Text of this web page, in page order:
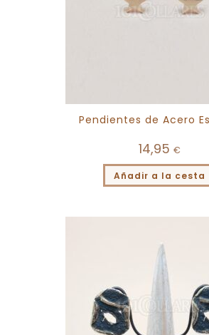
Pendientes de Acero
14,95 €
Añadir a la cesta